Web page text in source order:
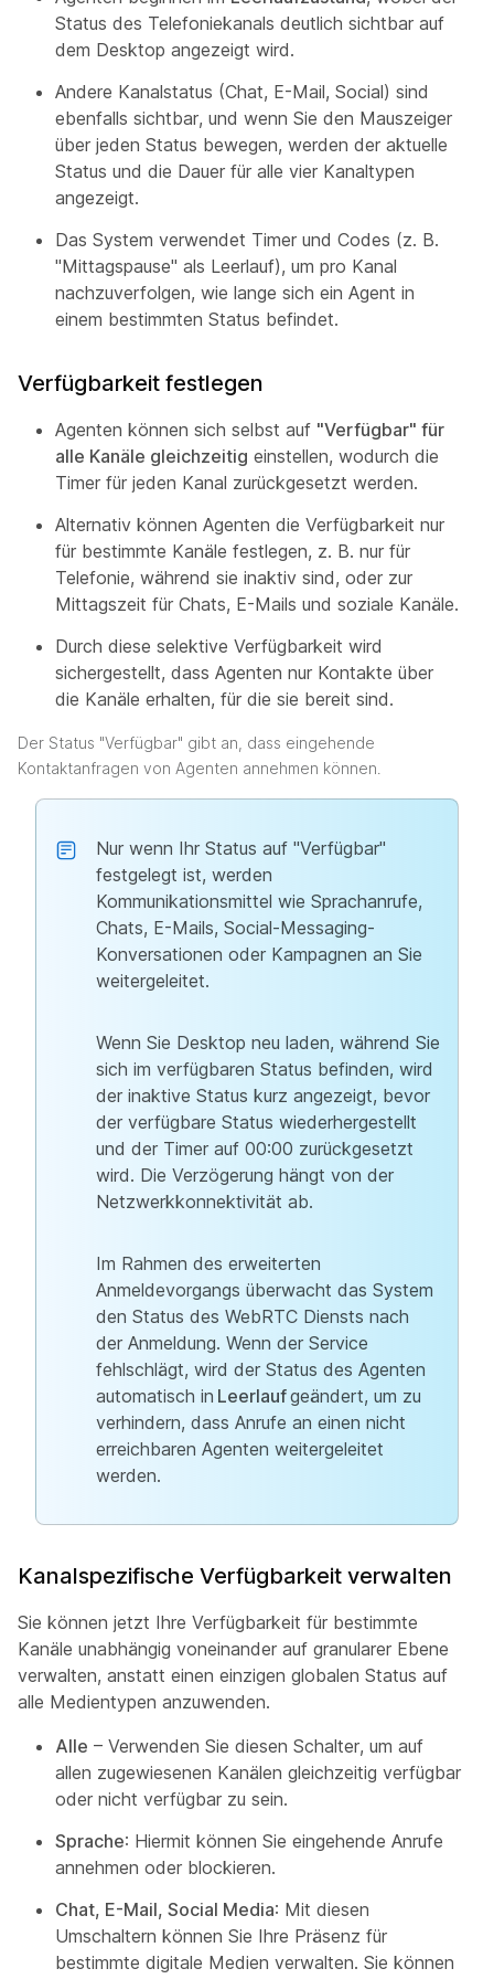
Status des Telefoniekanals deutlich sichtbar auf
dem Desktop angezeigt wird.
Andere Kanalstatus (Chat, E-Mail, Social) sind
ebenfalls sichtbar, und wenn Sie den Mauszeiger
über jeden Status bewegen, werden der aktuelle
Status und die Dauer für alle vier Kanaltypen
angezeigt.
Das System verwendet Timer und Codes (z. B.
"Mittagspause" als Leerlauf), um pro Kanal
nachzuverfolgen, wie lange sich ein Agent in
einem bestimmten Status befindet.
Verfügbarkeit festlegen
Agenten können sich selbst auf "Verfügbar" für
alle Kanäle gleichzeitig einstellen, wodurch die
Timer für jeden Kanal zurückgesetzt werden.
Alternativ können Agenten die Verfügbarkeit nur
für bestimmte Kanäle festlegen, z. B. nur für
Telefonie, während sie inaktiv sind, oder zur
Mittagszeit für Chats, E-Mails und soziale Kanäle.
Durch diese selektive Verfügbarkeit wird
sichergestellt, dass Agenten nur Kontakte über
die Kanäle erhalten, für die sie bereit sind.
Der Status "Verfügbar" gibt an, dass eingehende
Kontaktanfragen von Agenten annehmen können.
Nur wenn Ihr Status auf "Verfügbar"
festgelegt ist, werden
Kommunikationsmittel wie Sprachanrufe,
Chats, E-Mails, Social-Messaging-
Konversationen oder Kampagnen an Sie
weitergeleitet.
Wenn Sie Desktop neu laden, während Sie
sich im verfügbaren Status befinden, wird
der inaktive Status kurz angezeigt, bevor
der verfügbare Status wiederhergestellt
und der Timer auf 00:00 zurückgesetzt
wird. Die Verzögerung hängt von der
Netzwerkkonnektivität ab.
Im Rahmen des erweiterten
Anmeldevorgangs überwacht das System
den Status des WebRTC Diensts nach
der Anmeldung. Wenn der Service
fehlschlägt, wird der Status des Agenten
automatisch in Leerlaufgeändert, um zu
verhindern, dass Anrufe an einen nicht
erreichbaren Agenten weitergeleitet
werden.
Kanalspezifische Verfügbarkeit verwalten
Sie können jetzt Ihre Verfügbarkeit für bestimmte
Kanäle unabhängig voneinander auf granularer Ebene
verwalten, anstatt einen einzigen globalen Status auf
alle Medientypen anzuwenden.
Alle – Verwenden Sie diesen Schalter, um auf
allen zugewiesenen Kanälen gleichzeitig verfügbar
oder nicht verfügbar zu sein.
Sprache: Hiermit können Sie eingehende Anrufe
annehmen oder blockieren.
Chat, E-Mail, Social Media: Mit diesen
Umschaltern können Sie Ihre Präsenz für
bestimmte digitale Medien verwalten. Sie können